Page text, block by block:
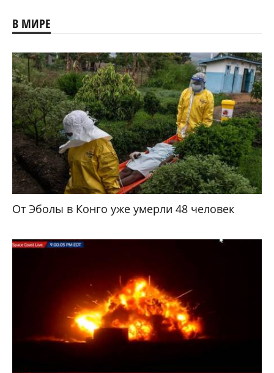
В МИРЕ
От Эболы в Конго уже умерли 48 человек